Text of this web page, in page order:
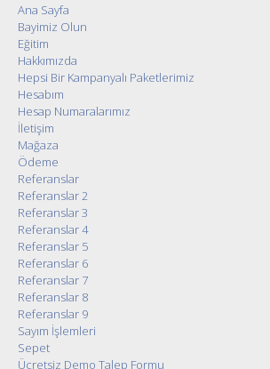
Ana Sayfa
Bayimiz Olun
Eğitim
Hakkımızda
Hepsi Bir Kampanyalı Paketlerimiz
Hesabım
Hesap Numaralarımız
İletişim
Mağaza
Ödeme
Referanslar
Referanslar 2
Referanslar 3
Referanslar 4
Referanslar 5
Referanslar 6
Referanslar 7
Referanslar 8
Referanslar 9
Sayım İşlemleri
Sepet
Ücretsiz Demo Talep Formu